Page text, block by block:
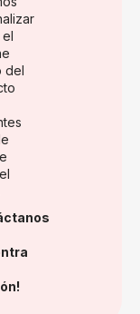
del